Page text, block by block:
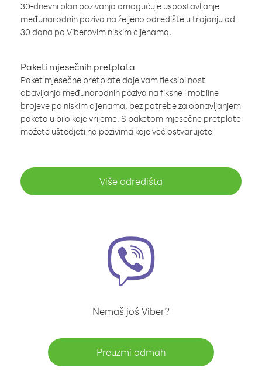
30-dnevni plan pozivanja omogućuje uspostavljanje
međunarodnih poziva na željeno odredište u trajanju od
30 dana po Viberovim niskim cijenama.
Paketi mjesečnih pretplata
Paket mjesečne pretplate daje vam fleksibilnost
obavljanja međunarodnih poziva na fiksne i mobilne
brojeve po niskim cijenama, bez potrebe za obnavljanjem
paketa u bilo koje vrijeme. S paketom mjesečne pretplate
možete uštedjeti na pozivima koje već ostvarujete
Više odredišta
Nemaš još Viber?
Preuzmi odmah